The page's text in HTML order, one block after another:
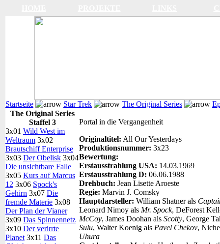
Startseite Star Trek The Original Series
The Original Series
Staffel 3
3x01 Wild West im
Weltraum 3x02
Brautschiff Enterprise
3x03 Der Obelisk 3x04
Die unsichtbare Falle
3x05 Kurs auf Marcus
12 3x06 Spock's
Gehirn 3x07 Die
fremde Materie 3x08
Der Plan der Vianer
3x09 Das Spinnennetz
3x10 Der verirrte
Planet 3x11 Das
Portal in die Vergangenheit
Originaltitel: All Our Yesterdays
Produktionsnummer: 3x23
Bewertung:
Erstausstrahlung USA: 14.03.1969
Erstausstrahlung D: 06.06.1988
Drehbuch: Jean Lisette Aroeste
Regie: Marvin J. Comsky
Hauptdarsteller: William Shatner als
Leonard Nimoy als Mr. Spock, DeForest
McCoy, James Doohan als Scotty, George
Sulu, Walter Koenig als Pavel Chekov,
Uhura